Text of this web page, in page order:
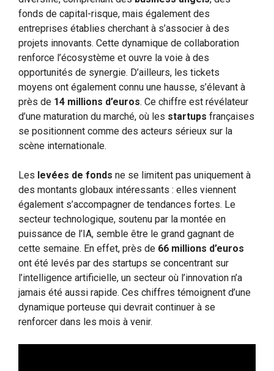
fonds de capital-risque, mais également des
entreprises établies cherchant à s’associer à des
projets innovants. Cette dynamique de collaboration
renforce l’écosystème et ouvre la voie à des
opportunités de synergie. D’ailleurs, les tickets
moyens ont également connu une hausse, s’élevant à
près de 14 millions d’euros. Ce chiffre est révélateur
d’une maturation du marché, où les startups françaises
se positionnent comme des acteurs sérieux sur la
scène internationale.
Les levées de fonds ne se limitent pas uniquement à
des montants globaux intéressants : elles viennent
également s’accompagner de tendances fortes. Le
secteur technologique, soutenu par la montée en
puissance de l’IA, semble être le grand gagnant de
cette semaine. En effet, près de 66 millions d’euros
ont été levés par des startups se concentrant sur
l’intelligence artificielle, un secteur où l’innovation n’a
jamais été aussi rapide. Ces chiffres témoignent d’une
dynamique porteuse qui devrait continuer à se
renforcer dans les mois à venir.